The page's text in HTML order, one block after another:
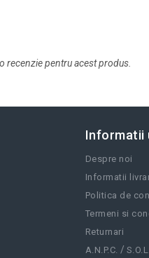
recenzie pentru acest produs.
Informatii
Despre noi
Informatii
Politica de
Termeni si
Returnari
A.N.P.C. / S.O.L.